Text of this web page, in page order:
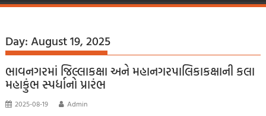
Day:August 19, 2025
ભાવનગરમાં જિલ્લાકક્ષા અને મહાનગરપાલિકાકક્ષાની કલા
મહાકુંભ સ્પર્ધાનો પ્રારંભ
2025-08-19 Admin